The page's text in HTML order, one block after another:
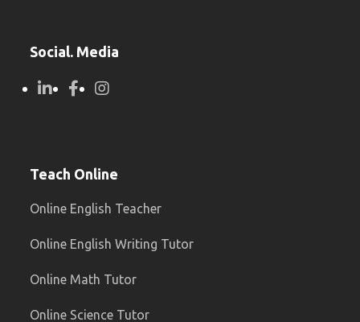
Social. Media
Teach Online
Online English Teacher
Online English Writing Tutor
Online Math Tutor
Online Science Tutor